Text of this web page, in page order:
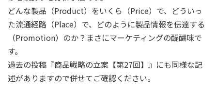
どんな製品（Product）をいくら（Price）で、どういっ
た流通経路（Place）で、どのように製品情報を伝達する
（Promotion）のか？まさにマーケティングの醍醐味で
す。
過去の投稿『商品戦略の立案【第27回】』にも同様な記
述がありますので併せてご確認ください。